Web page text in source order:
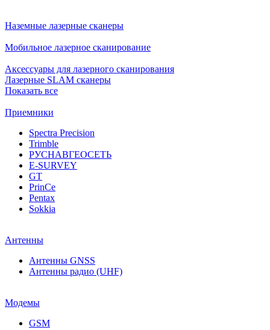
Наземные лазерные сканеры
Мобильное лазерное сканирование
Аксессуары для лазерного сканирования
Лазерные SLAM сканеры
Показать все
Приемники
Spectra Precision
Trimble
РУСНАВГЕОСЕТЬ
E-SURVEY
GT
PrinCe
Pentax
Sokkia
Антенны
Антенны GNSS
Антенны радио (UHF)
Модемы
GSM